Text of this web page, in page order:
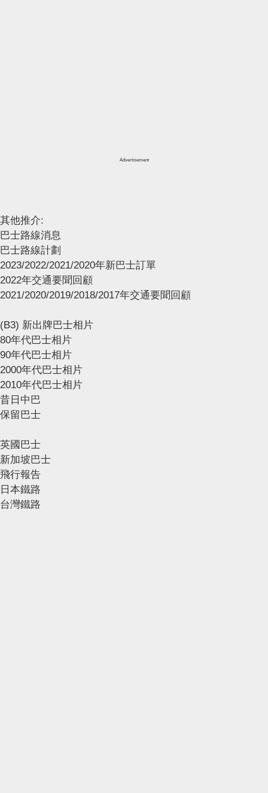
Advertisement
其他推介:
巴士路線消息
巴士路線計劃
2023/2022/2021/2020年新巴士訂單
2022年交通要聞回顧
2021/2020/2019/2018/2017年交通要聞回顧
(B3) 新出牌巴士相片
80年代巴士相片
90年代巴士相片
2000年代巴士相片
2010年代巴士相片
昔日中巴
保留巴士
英國巴士
新加坡巴士
飛行報告
日本鐵路
台灣鐵路